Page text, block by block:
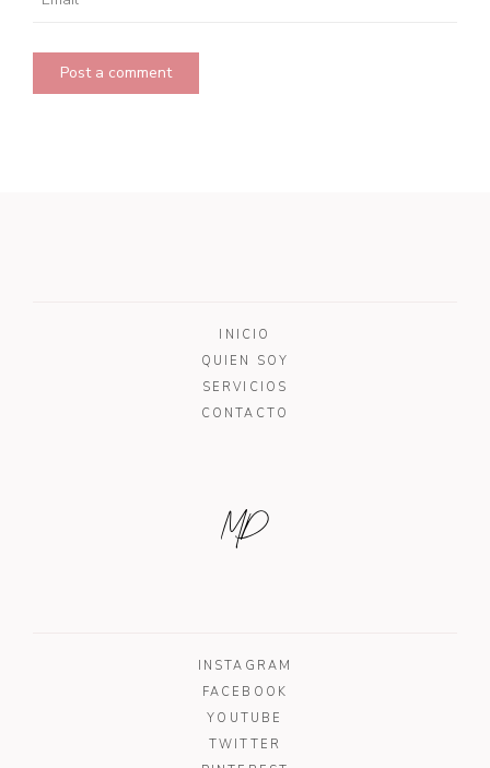
INICIO
QUIEN SOY
SERVICIOS
CONTACTO
MD
INSTAGRAM
FACEBOOK
YOUTUBE
TWITTER